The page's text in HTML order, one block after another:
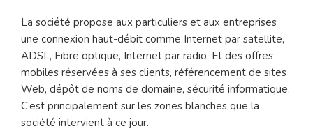
La société propose aux particuliers et aux entreprises
une connexion haut-débit comme Internet par satellite,
ADSL, Fibre optique, Internet par radio. Et des offres
mobiles réservées à ses clients, référencement de sites
Web, dépôt de noms de domaine, sécurité informatique.
C’est principalement sur les zones blanches que la
société intervient à ce jour.